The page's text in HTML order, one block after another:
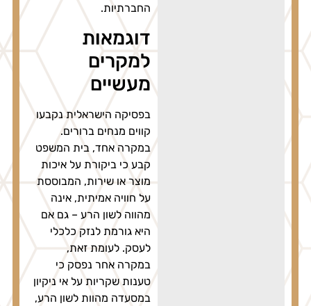
החברתיות.
דוגמאות
למקרים
מעשיים
בפסיקה הישראלית נקבעו
קווים מנחים ברורים.
במקרה אחד, בית המשפט
קבע כי ביקורת על איכות
מוצר או שירות, המבוססת
על חוויה אמיתית, אינה
מהווה לשון הרע – גם אם
היא גורמת לנזק כלכלי
לעסק. לעומת זאת,
במקרה אחר נפסק כי
טענות שקריות על אי ניקיון
במסעדה מהוות לשון הרע,